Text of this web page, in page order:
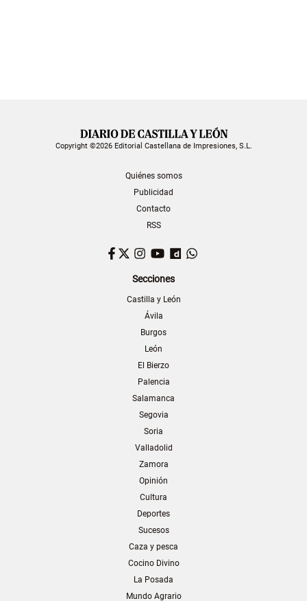
Copyright ©2026 Editorial Castellana de Impresiones, S.L.
Quiénes somos
Publicidad
Contacto
RSS
Facebook
TwitterInstagram
YouTubeDailymotion
Secciones
Castilla y León
Ávila
Burgos
León
El Bierzo
Palencia
Salamanca
Segovia
Soria
Valladolid
Zamora
Opinión
Cultura
Deportes
Sucesos
Caza y pesca
Cocino Divino
La Posada
Mundo Agrario